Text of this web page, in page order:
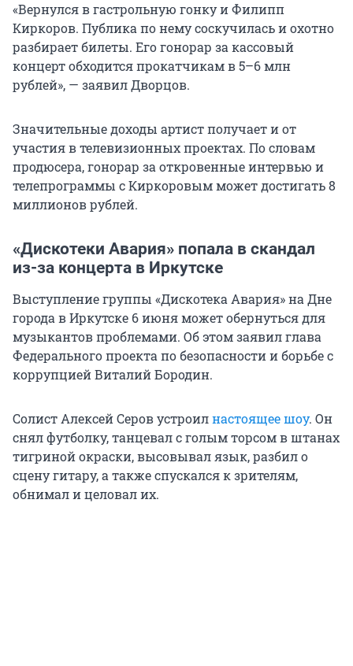
«Вернулся в гастрольную гонку и Филипп
Киркоров. Публика по нему соскучилась и охотно
разбирает билеты. Его гонорар за кассовый
концерт обходится прокатчикам в 5–6 млн
рублей», — заявил Дворцов.
Значительные доходы артист получает и от
участия в телевизионных проектах. По словам
продюсера, гонорар за откровенные интервью и
телепрограммы с Киркоровым может достигать 8
миллионов рублей.
«Дискотеки Авария» попала в скандал
из-за концерта в Иркутске
Выступление группы «Дискотека Авария» на Дне
города в Иркутске 6 июня может обернуться для
музыкантов проблемами. Об этом заявил глава
Федерального проекта по безопасности и борьбе с
коррупцией Виталий Бородин.
Солист Алексей Серов устроилнастоящее шоу. Он
снял футболку, танцевал с голым торсом в штанах
тигриной окраски, высовывал язык, разбил о
сцену гитару, а также спускался к зрителям,
обнимал и целовал их.